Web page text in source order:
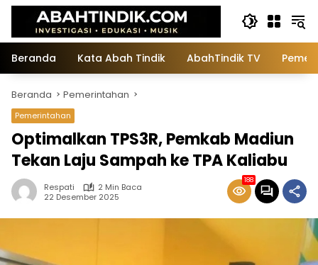
Langsung
konten
Beranda
Kata Abah Tindik AbahTindik TV
Beranda Pemerintahan
Pemerintahan
Optimalkan TPS3R, Pemkab Madiun
Tekan Laju Sampah ke TPA Kaliabu
Respati
2 Min Baca
22 Desember 2025
188